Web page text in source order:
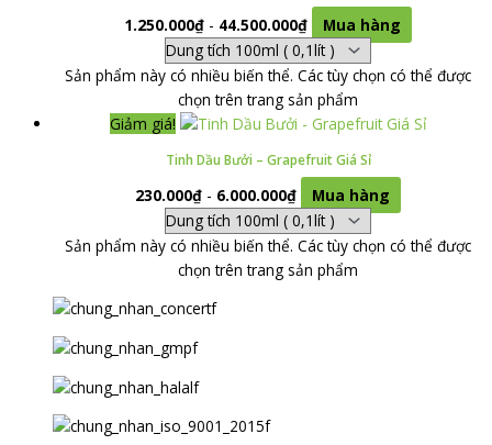
1.250.000₫- 44.500.000₫ Mua hàng
Sản phẩm này có nhiều biến thể. Các tùy chọn có thể được
chọn trên trang sản phẩm
Giảm giá!
Tinh Dầu Bưởi – Grapefruit Giá Sỉ
230.000₫- 6.000.000₫ Mua hàng
Sản phẩm này có nhiều biến thể. Các tùy chọn có thể được
chọn trên trang sản phẩm